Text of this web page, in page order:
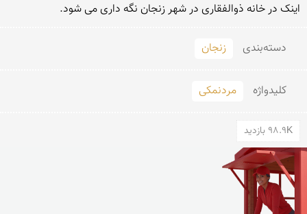
اینک در خانه ذوالفقاری در شهر زنجان نگه داری می شود.
دسته‌بندی زنجان
کلید‌واژه مردنمکی
98.9K بازدید